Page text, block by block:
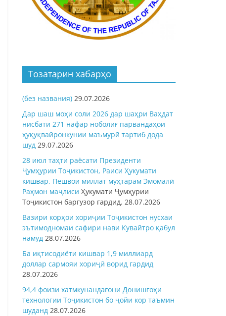
Тозатарин хабарҳо
(без названия) 29.07.2026
Дар шаш моҳи соли 2026 дар шаҳри Ваҳдат
нисбати 271 нафар ноболиғ парвандаҳои
ҳуқуқвайронкунии маъмурӣ тартиб дода
шуд 29.07.2026
28 июл таҳти раёсати Президенти
Ҷумҳурии Тоҷикистон, Раиси Ҳукумати
кишвар, Пешвои миллат муҳтарам Эмомалӣ
Раҳмон маҷлиси Ҳукумати Ҷумҳурии
Тоҷикистон баргузор гардид. 28.07.2026
Вазири корҳои хориҷии Тоҷикистон нусхаи
эътимодномаи сафири нави Кувайтро қабул
намуд 28.07.2026
Ба иқтисодиёти кишвар 1,9 миллиард
доллар сармояи хориҷӣ ворид гардид
28.07.2026
94,4 фоизи хатмкунандагони Донишгоҳи
технологии Тоҷикистон бо ҷойи кор таъмин
шуданд 28.07.2026